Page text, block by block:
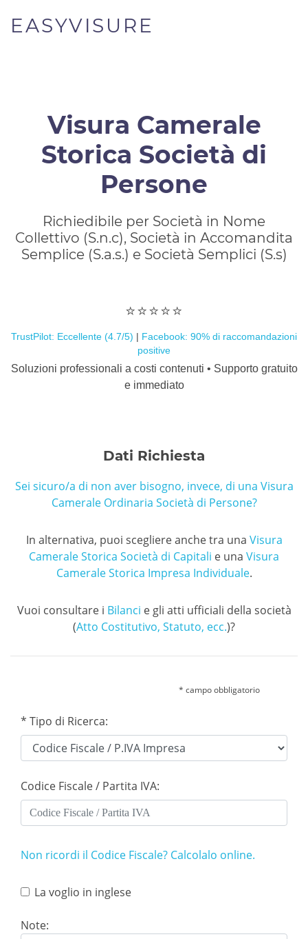
EASYVISURE
Visura Camerale
Storica Società di
Persone
Richiedibile per Società in Nome
Collettivo (S.n.c), Società in Accomandita
Semplice (S.a.s.) e Società Semplici (S.s)
⭐️⭐️⭐️⭐️⭐️
TrustPilot: Eccellente (4.7/5) | Facebook: 90% di raccomandazioni
positive
Soluzioni professionali a costi contenuti • Supporto gratuito
e immediato
Dati Richiesta
Sei sicuro/a di non aver bisogno, invece, di una Visura
Camerale Ordinaria Società di Persone?
In alternativa, puoi scegliere anche tra una Visura
Camerale Storica Società di Capitali e una Visura
Camerale Storica Impresa Individuale.
Vuoi consultare i Bilanci e gli atti ufficiali della società
(Atto Costitutivo, Statuto, ecc.)?
* campo obbligatorio
* Tipo di Ricerca:
Codice Fiscale / Partita IVA:
Non ricordi il Codice Fiscale? Calcolalo online.
La voglio in inglese
Note: